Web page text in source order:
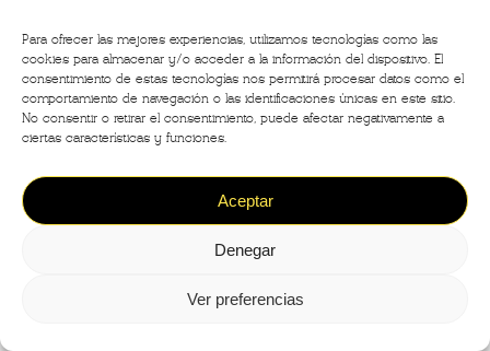
Para ofrecer las mejores experiencias, utilizamos tecnologías como las
cookies para almacenar y/o acceder a la información del dispositivo. El
consentimiento de estas tecnologías nos permitirá procesar datos como el
comportamiento de navegación o las identificaciones únicas en este sitio.
No consentir o retirar el consentimiento, puede afectar negativamente a
ciertas características y funciones.
Aceptar
Denegar
Ver preferencias
Más allá de Italia
Quizás una de las iniciativas más
nombradas del año fue la propuesta
de Musement,una plataforma on line
de recorridos, museos, eventos y
visitas guiadas por el mundo, que
partida de Rafael, con una muestra